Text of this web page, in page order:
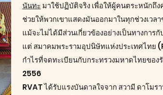
นันทะ มาใช้ปฏิบัติจริง เพื่อให้ผู้คนตระหนักถึ
ช่วยให้พวกเขาแสดงมันออกมาในทุกช่วงเวล
แม้จะไม่ได้มีส่วนเกี่ยวข้องอย่างเป็นทางกา
แต่ สมาคมพระรามอุปนิษัทแห่งประเทศไทย
กำไรที่จดทะเบียนกับกระทรวงมหาดไทยขอ
2556
RVAT ได้รับแรงบันดาลใจจาก สวามี ดาโม